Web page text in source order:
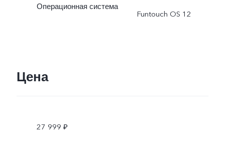
Операционная система
Funtouch OS 12
Цена
27 999 ₽